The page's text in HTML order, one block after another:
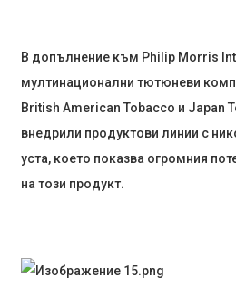
В допълнение към Philip Morris
мултинационални тютюневи
British American Tobacco и Japan
внедрили продуктови линии с
уста, което показва огромния
на този продукт.